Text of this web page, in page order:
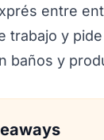
entre
trabajo y
baños y